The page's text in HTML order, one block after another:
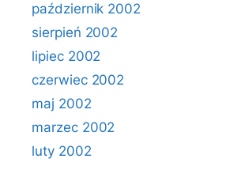
październik 2002
sierpień 2002
lipiec 2002
czerwiec 2002
maj 2002
marzec 2002
luty 2002